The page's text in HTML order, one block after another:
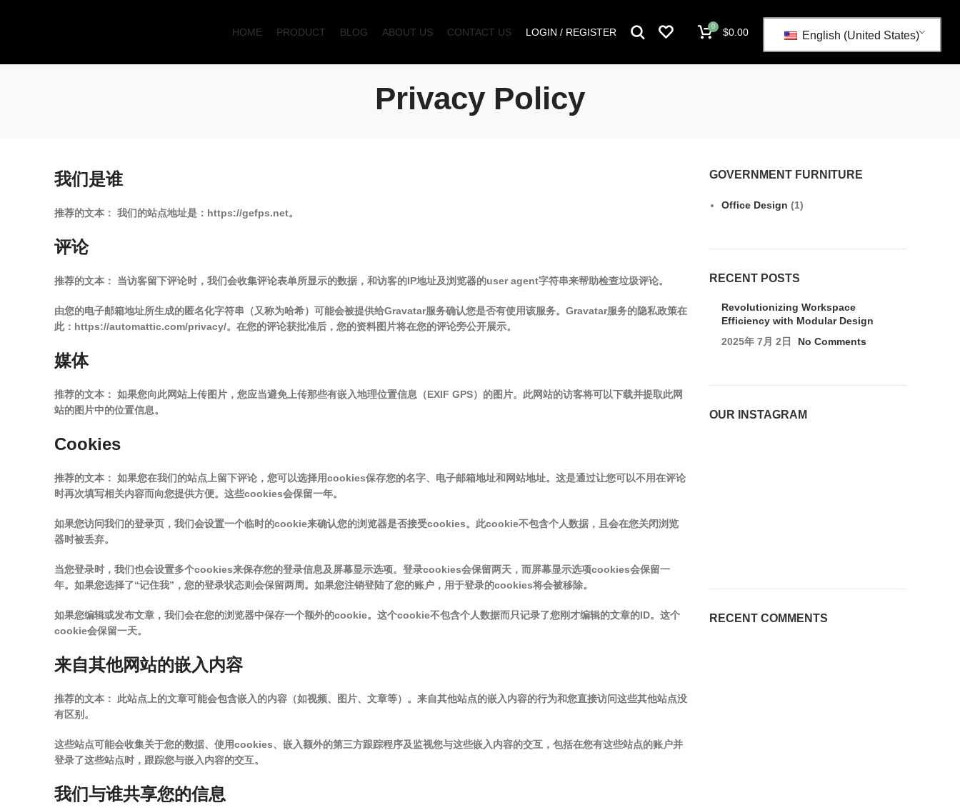
HOME PRODUCT BLOG ABOUT US CONTACT US LOGIN / REGISTER 0 $0.00 English (United States)
Privacy Policy
我们是谁
推荐的文本： 我们的站点地址是：https://gefps.net。
评论
推荐的文本： 当访客留下评论时，我们会收集评论表单所显示的数据，和访客的IP地址及浏览器的user agent字符串来帮助检查垃圾评论。
由您的电子邮箱地址所生成的匿名化字符串（又称为哈希）可能会被提供给Gravatar服务确认您是否有使用该服务。Gravatar服务的隐私政策在
此：https://automattic.com/privacy/。在您的评论获批准后，您的资料图片将在您的评论旁公开展示。
媒体
推荐的文本： 如果您向此网站上传图片，您应当避免上传那些有嵌入地理位置信息（EXIF GPS）的图片。此网站的访客将可以下载并提取此网
站的图片中的位置信息。
Cookies
推荐的文本： 如果您在我们的站点上留下评论，您可以选择用cookies保存您的名字、电子邮箱地址和网站地址。这是通过让您可以不用在评论
时再次填写相关内容而向您提供方便。这些cookies会保留一年。
如果您访问我们的登录页，我们会设置一个临时的cookie来确认您的浏览器是否接受cookies。此cookie不包含个人数据，且会在您关闭浏览
器时被丢弃。
当您登录时，我们也会设置多个cookies来保存您的登录信息及屏幕显示选项。登录cookies会保留两天，而屏幕显示选项cookies会保留一
年。如果您选择了“记住我”，您的登录状态则会保留两周。如果您注销登陆了您的账户，用于登录的cookies将会被移除。
如果您编辑或发布文章，我们会在您的浏览器中保存一个额外的cookie。这个cookie不包含个人数据而只记录了您刚才编辑的文章的ID。这个
cookie会保留一天。
来自其他网站的嵌入内容
推荐的文本： 此站点上的文章可能会包含嵌入的内容（如视频、图片、文章等）。来自其他站点的嵌入内容的行为和您直接访问这些其他站点没
有区别。
这些站点可能会收集关于您的数据、使用cookies、嵌入额外的第三方跟踪程序及监视您与这些嵌入内容的交互，包括在您有这些站点的账户并
登录了这些站点时，跟踪您与嵌入内容的交互。
我们与谁共享您的信息
GOVERNMENT FURNITURE
Office Design (1)
RECENT POSTS
Revolutionizing Workspace
Efficiency with Modular Design
2025年 7月 2日
No Comments
OUR INSTAGRAM
RECENT COMMENTS